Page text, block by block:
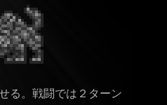
る。戦闘では２ターン